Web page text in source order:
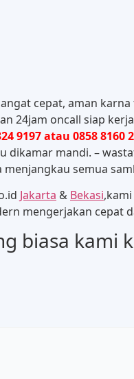
cepat, aman
24jam oncall siap
9197 atau 0858 8160
mandi. –
semua
Jakarta & Bekasi
mengerjakan cepat
biasa kami